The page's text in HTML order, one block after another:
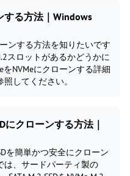
する方法｜Windows
ンする方法を知りたいです
スロットがあるかどうかに
NVMeにクローンする詳細
してください。
にクローンする方法｜
を簡単かつ安全にクローン
は、サードパーティ製の